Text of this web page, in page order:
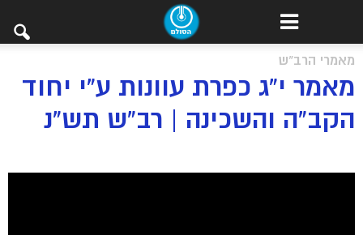
מאמרי הרב"ש
מאמר י”ג כפרת עוונות ע”י יחוד
הקב”ה והשכינה | רב”ש תש”נ